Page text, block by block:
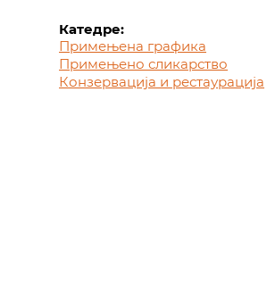
Катедре:
Примењена графика
Примењено сликарство
Конзервација и рестаурација